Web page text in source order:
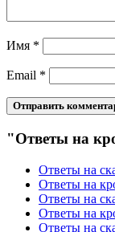
Имя *
Email *
"Ответы на
Ответы на
Ответы на
Ответы на
Ответы на
Ответы на